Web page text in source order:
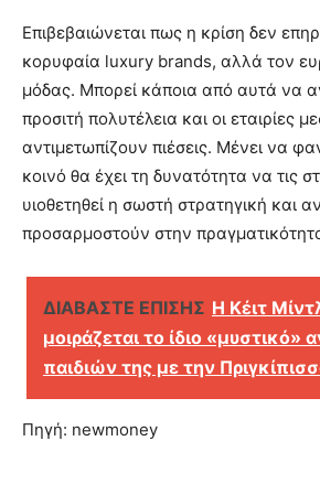
Επιβεβαιώνεται πως η κρίση δεν
κορυφαία luxury brands, αλλά τον
μόδας. Μπορεί κάποια από αυτά να
προσιτή πολυτέλεια και οι εταιρίες
αντιμετωπίζουν πιέσεις. Μένει να
κοινό θα έχει τη δυνατότητα να τις
υιοθετηθεί η σωστή στρατηγική και
προσαρμοστούν στην
ΔΙΑΒΑΣΤΕ ΕΠΙΣΗΣ H Κέιτ
μοιράζεται το ίδιο
παιδιών της με την
Πηγή: newmoney